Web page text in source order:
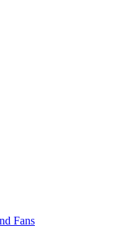
Fans